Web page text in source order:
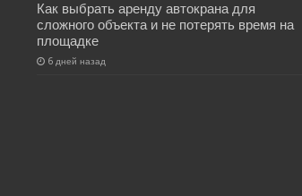
Как выбрать аренду автокрана для
сложного объекта и не потерять время на
площадке
6 дней назад